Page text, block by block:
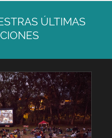
ÚLTIMAS